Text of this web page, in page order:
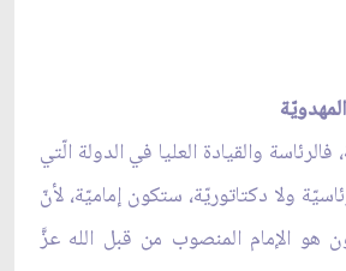
فالرئاسة والقيادة العليا في الدولة الّتي
ولا دكتاتوريّة، ستكون إماميّة، لأنّ
هو الإمام المنصوب من قبل الله عزَّ